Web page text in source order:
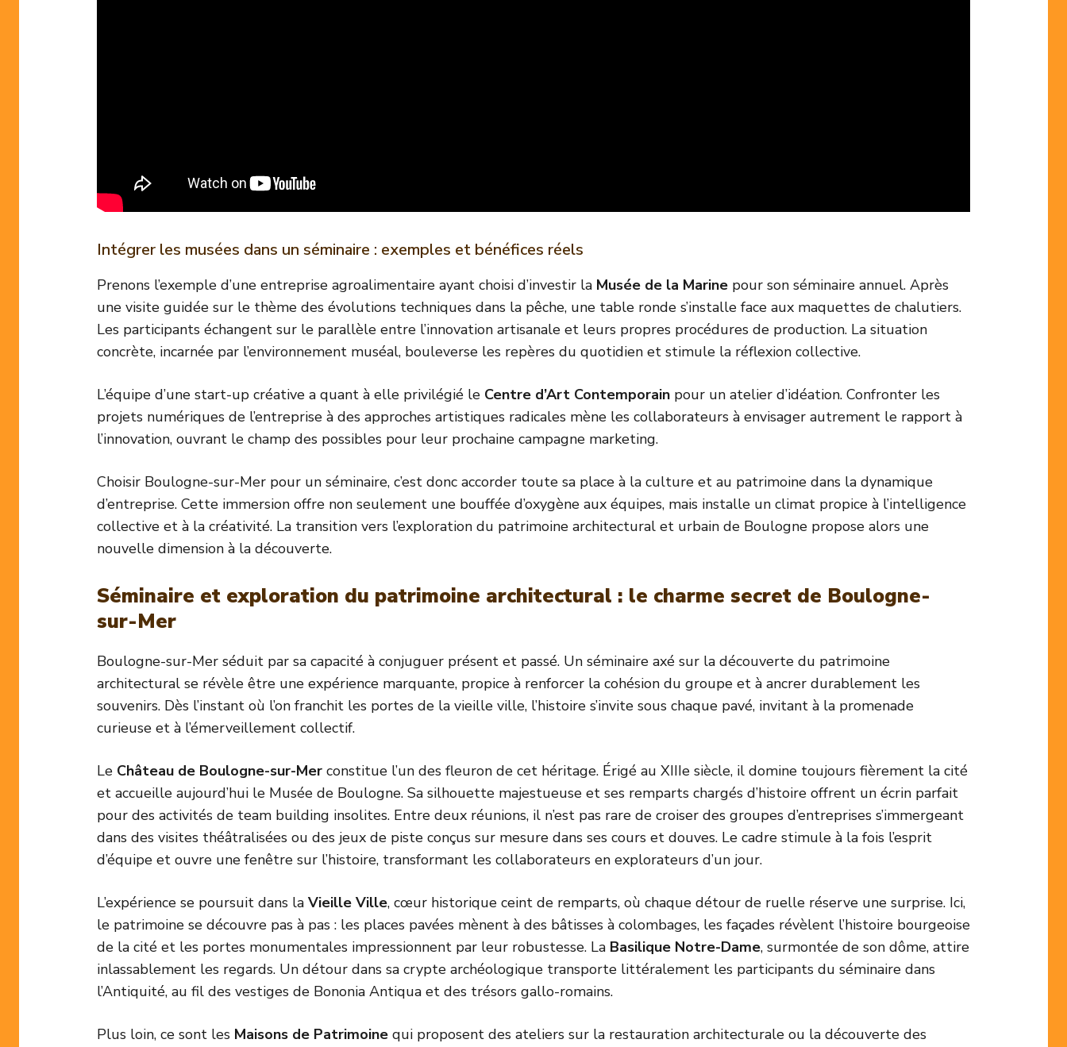
Intégrer les musées dans un séminaire : exemples et bénéfices réels
Prenons l’exemple d’une entreprise agroalimentaire ayant choisi d’investir la Musée de la Marine pour son séminaire annuel. Après
une visite guidée sur le thème des évolutions techniques dans la pêche, une table ronde s’installe face aux maquettes de chalutiers.
Les participants échangent sur le parallèle entre l’innovation artisanale et leurs propres procédures de production. La situation
concrète, incarnée par l’environnement muséal, bouleverse les repères du quotidien et stimule la réflexion collective.
L’équipe d’une start-up créative a quant à elle privilégié le Centre d’Art Contemporain pour un atelier d’idéation. Confronter les
projets numériques de l’entreprise à des approches artistiques radicales mène les collaborateurs à envisager autrement le rapport à
l’innovation, ouvrant le champ des possibles pour leur prochaine campagne marketing.
Choisir Boulogne-sur-Mer pour un séminaire, c’est donc accorder toute sa place à la culture et au patrimoine dans la dynamique
d’entreprise. Cette immersion offre non seulement une bouffée d’oxygène aux équipes, mais installe un climat propice à l’intelligence
collective et à la créativité. La transition vers l’exploration du patrimoine architectural et urbain de Boulogne propose alors une
nouvelle dimension à la découverte.
Séminaire et exploration du patrimoine architectural : le charme secret de Boulogne-
sur-Mer
Boulogne-sur-Mer séduit par sa capacité à conjuguer présent et passé. Un séminaire axé sur la découverte du patrimoine
architectural se révèle être une expérience marquante, propice à renforcer la cohésion du groupe et à ancrer durablement les
souvenirs. Dès l’instant où l’on franchit les portes de la vieille ville, l’histoire s’invite sous chaque pavé, invitant à la promenade
curieuse et à l’émerveillement collectif.
Le Château de Boulogne-sur-Mer constitue l’un des fleuron de cet héritage. Érigé au XIIIe siècle, il domine toujours fièrement la cité
et accueille aujourd’hui le Musée de Boulogne. Sa silhouette majestueuse et ses remparts chargés d’histoire offrent un écrin parfait
pour des activités de team building insolites. Entre deux réunions, il n’est pas rare de croiser des groupes d’entreprises s’immergeant
dans des visites théâtralisées ou des jeux de piste conçus sur mesure dans ses cours et douves. Le cadre stimule à la fois l’esprit
d’équipe et ouvre une fenêtre sur l’histoire, transformant les collaborateurs en explorateurs d’un jour.
L’expérience se poursuit dans la Vieille Ville, cœur historique ceint de remparts, où chaque détour de ruelle réserve une surprise. Ici,
le patrimoine se découvre pas à pas : les places pavées mènent à des bâtisses à colombages, les façades révèlent l’histoire bourgeoise
de la cité et les portes monumentales impressionnent par leur robustesse. La Basilique Notre-Dame, surmontée de son dôme, attire
inlassablement les regards. Un détour dans sa crypte archéologique transporte littéralement les participants du séminaire dans
l’Antiquité, au fil des vestiges de Bononia Antiqua et des trésors gallo-romains.
Plus loin, ce sont les Maisons de Patrimoine qui proposent des ateliers sur la restauration architecturale ou la découverte des